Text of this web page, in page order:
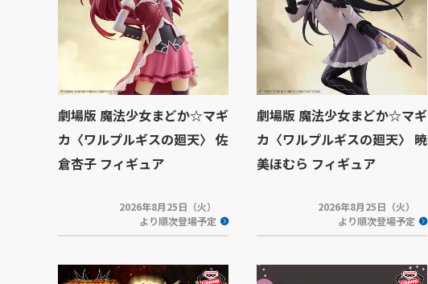
劇場版 魔法少女まどか☆マギ
カ〈ワルプルギスの廻天〉 佐
倉杏子 フィギュア
2026年8月25日（火）
より順次登場予定
劇場版 魔法少女まどか☆マギ
カ〈ワルプルギスの廻天〉 暁
美ほむら フィギュア
2026年8月25日（火）
より順次登場予定